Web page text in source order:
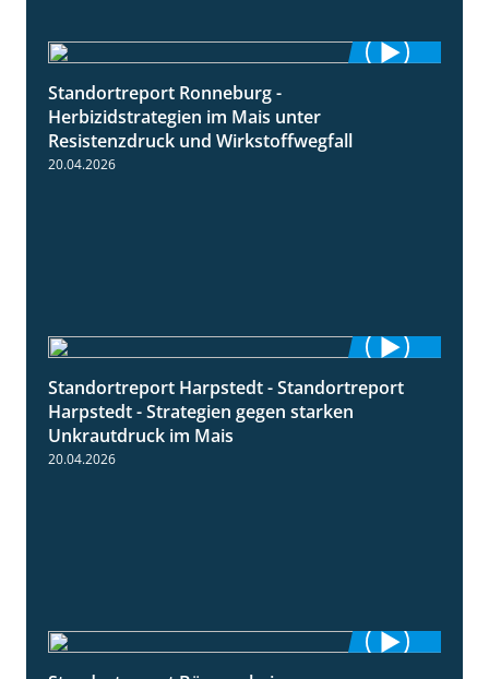
Standortreport Ronneburg -
Herbizidstrategien im Mais unter
Resistenzdruck und Wirkstoffwegfall
20.04.2026
9:11
Standortreport Harpstedt - Standortreport
Harpstedt - Strategien gegen starken
Unkrautdruck im Mais
20.04.2026